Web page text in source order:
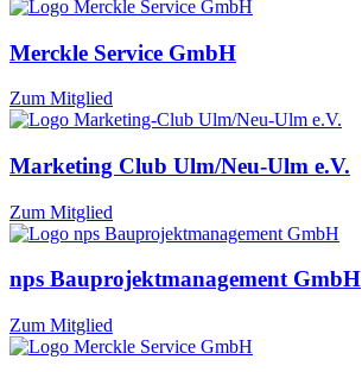
Merckle Service GmbH
Zum Mitglied
Marketing Club Ulm/Neu-Ulm e.V.
Zum Mitglied
nps Bauprojektmanagement GmbH
Zum Mitglied